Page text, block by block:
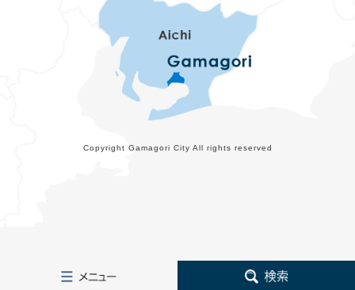
Copyright Gamagori City All rights reserved